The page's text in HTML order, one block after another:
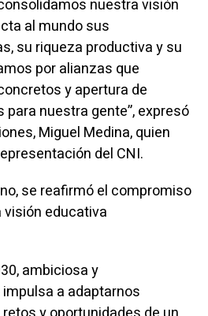
nuestra visión
al mundo sus
su riqueza productiva y su
por alianzas que
y apertura de
nuestra gente”, expresó
Miguel Medina, quien
del CNI.
se reafirmó el compromiso
educativa
ambiciosa y
a adaptarnos